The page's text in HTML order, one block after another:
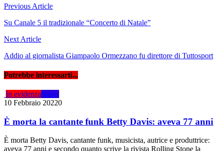
Navigazione
articoli
Previous Article
Su Canale 5 il tradizionale “Concerto di Natale”
Next Article
Addio al giornalista Giampaolo Ormezzano fu direttore di Tuttosport
Potrebbe interessarti...
In evidenzaNews
10 Febbraio 20220
È morta la cantante funk Betty Davis: aveva 77 anni
È morta Betty Davis, cantante funk, musicista, autrice e produttrice:
aveva 77 anni e secondo quanto scrive la rivista Rolling Stone la